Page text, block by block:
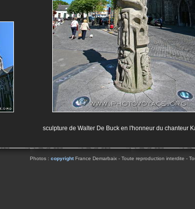
sculpture de Walter De Buck en l'honneur du chanteur
Photos : copyrightFrance Demarbaix - Toute reproduction interdite -